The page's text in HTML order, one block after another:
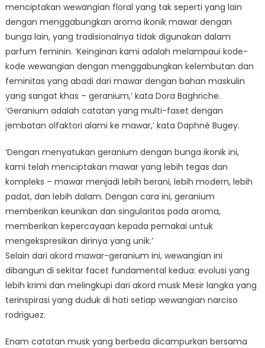
menciptakan wewangian floral yang tak seperti yang lain
dengan menggabungkan aroma ikonik mawar dengan
bunga lain, yang tradisionalnya tidak digunakan dalam
parfum feminin. ‘Keinginan kami adalah melampaui kode-
kode wewangian dengan menggabungkan kelembutan dan
feminitas yang abadi dari mawar dengan bahan maskulin
yang sangat khas – geranium,’ kata Dora Baghriche.
‘Geranium adalah catatan yang multi-faset dengan
jembatan olfaktori alami ke mawar,’ kata Daphné Bugey.
‘Dengan menyatukan geranium dengan bunga ikonik ini,
kami telah menciptakan mawar yang lebih tegas dan
kompleks – mawar menjadi lebih berani, lebih modern, lebih
padat, dan lebih dalam. Dengan cara ini, geranium
memberikan keunikan dan singularitas pada aroma,
memberikan kepercayaan kepada pemakai untuk
mengekspresikan dirinya yang unik.’
Selain dari akord mawar-geranium ini, wewangian ini
dibangun di sekitar facet fundamental kedua: evolusi yang
lebih krimi dan melingkupi dari akord musk Mesir langka yang
terinspirasi yang duduk di hati setiap wewangian narciso
rodriguez.
Enam catatan musk yang berbeda dicampurkan bersama